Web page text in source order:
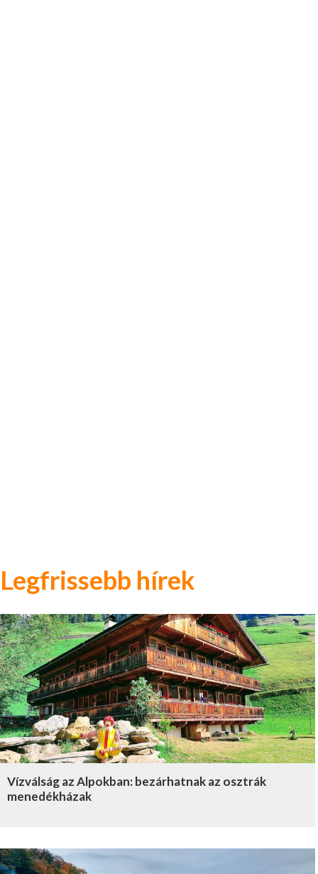
Legfrissebb hírek
Vízválság az Alpokban: bezárhatnak az osztrák
menedékházak